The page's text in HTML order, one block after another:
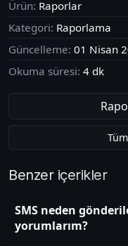
Ürün: Raporlar
Kategori: Raporlama
Güncelleme: 01 Nisan
Okuma süresi: 4 dk
Benzer içerikler
SMS neden
yorumlarım?